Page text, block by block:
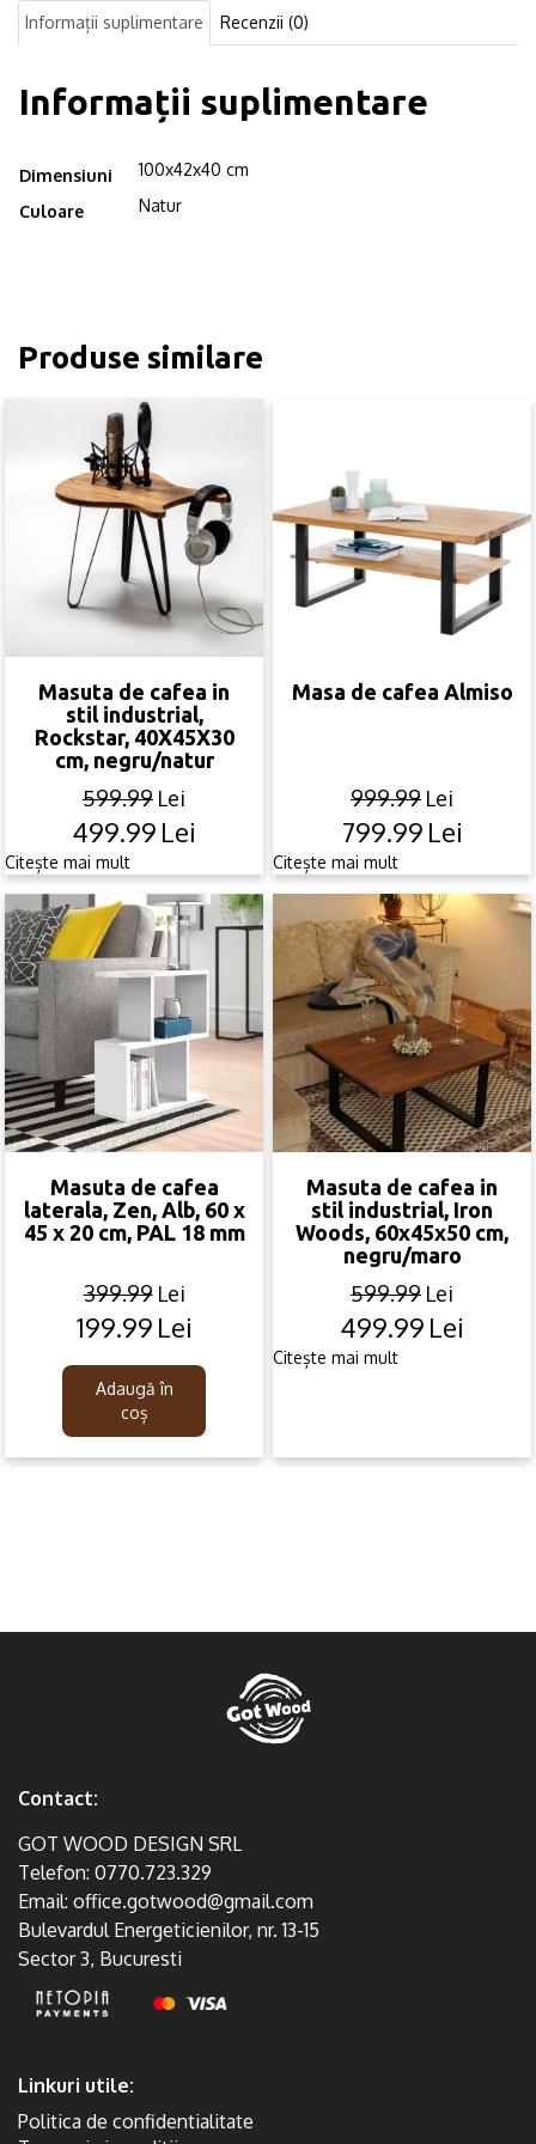
Wood,
100x42x40
Informații suplimentare Recenzii (0)
Informații suplimentare
Dimensiuni 100x42x40 cm
Culoare Natur
Produse similare
Masuta de cafea in
stil industrial,
Rockstar, 40X45X30
cm, negru/natur
599.99 Lei
Original
was:
599.99lei.
499.99 Lei
Current
is:
499.99lei.
Citește mai mult
Masa de cafea Almiso
999.99 Lei
Original
was:
999.99lei.
799.99 Lei
Current
is:
799.99lei.
Citește mai mult
Masuta de cafea
laterala, Zen, Alb, 60 x
45 x 20 cm, PAL 18 mm
399.99 Lei
Original
was:
399.99lei.
199.99 Lei
Current
is:
199.99lei.
Adaugă în
coș
Masuta de cafea in
stil industrial, Iron
Woods, 60x45x50 cm,
negru/maro
599.99 Lei
Original
499.99 Lei
Current
Citește mai mult
Contact:
GOT WOOD DESIGN SRL
Telefon: 0770.723.329
Email: office.gotwood@gmail.com
Bulevardul Energeticienilor, nr. 13-15
Sector 3, Bucuresti
Linkuri utile:
Politica de confidentialitate